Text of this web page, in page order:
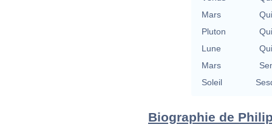
Mars
Pluton
Lune
Mars
Soleil
Biographie de